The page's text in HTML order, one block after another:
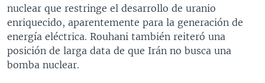
nuclear que restringe el desarrollo de uranio
enriquecido, aparentemente para la generación de
energía eléctrica. Rouhani también reiteró una
posición de larga data de que Irán no busca una
bomba nuclear.